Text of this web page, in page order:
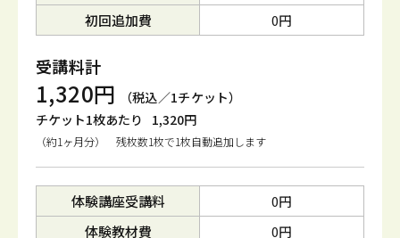
初回追加費
0円
受講料計
1,320円
（税込／1チケット）
チケット1枚あたり
1,320円
（約1ヶ月分） 残枚数1枚で1枚自動追加します
体験講座受講料
0円
体験教材費
0円